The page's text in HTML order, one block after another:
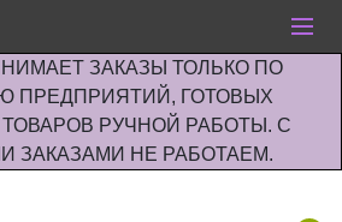
ЗАКАЗЫ ТОЛЬКО ПО
ПРЕДПРИЯТИЙ, ГОТОВЫХ
РУЧНОЙ РАБОТЫ. С
ЗАКАЗАМИ НЕ РАБОТАЕМ.